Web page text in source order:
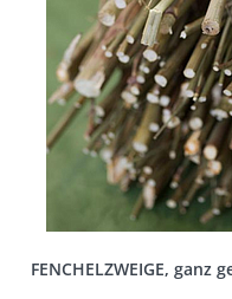
FENCHELZWEIGE,